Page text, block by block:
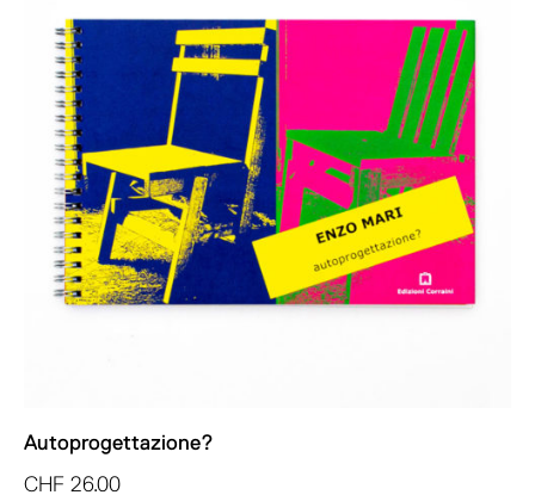
Autoprogettazione?
CHF 26.00